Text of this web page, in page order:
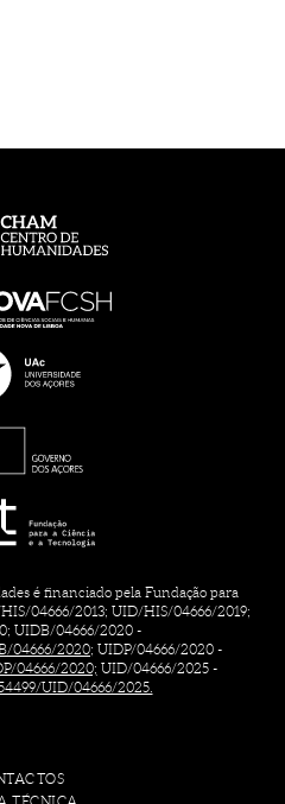
é financiado pela Fundação para
04666/2013; UID/HIS/04666/2019;
UIDB/04666/2020 -
04666/2020; UIDP/04666/2020 -
04666/2020; UID/04666/2025 -
UID/04666/2025.